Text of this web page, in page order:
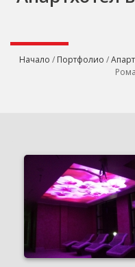
Начало / Портфолио /